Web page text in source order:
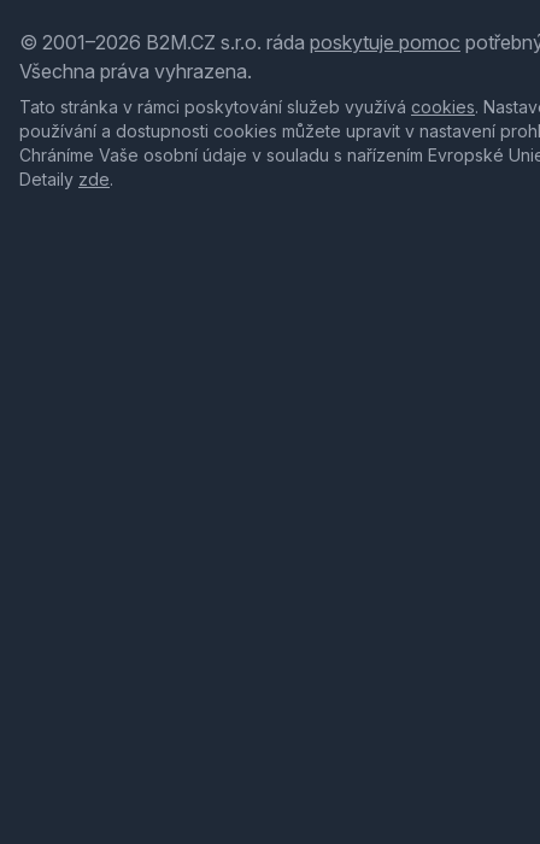
© 2001–2026 B2M.CZ s.r.o. ráda poskytuje pomoc
Všechna práva vyhrazena.
Tato stránka v rámci poskytování služeb využívá cookies.
používání a dostupnosti cookies můžete upravit v nastavení
Chráníme Vaše osobní údaje v souladu s nařízením Evropské
Detaily zde.